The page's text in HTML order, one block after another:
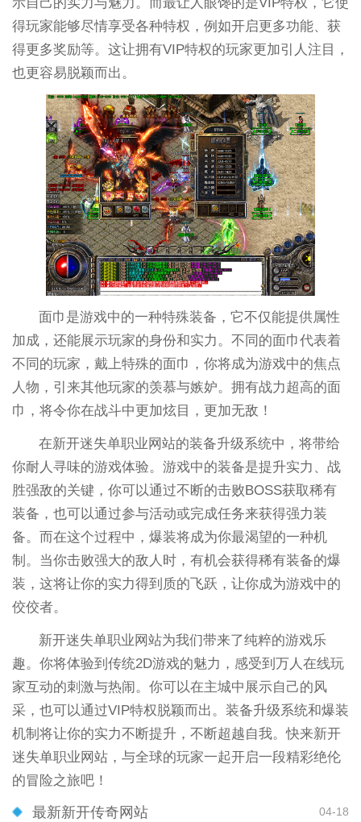
得玩家能够尽情享受各种特权，例如开启更多功能、获
得更多奖励等。这让拥有VIP特权的玩家更加引人注目，
也更容易脱颖而出。
面巾是游戏中的一种特殊装备，它不仅能提供属性
加成，还能展示玩家的身份和实力。不同的面巾代表着
不同的玩家，戴上特殊的面巾，你将成为游戏中的焦点
人物，引来其他玩家的羡慕与嫉妒。拥有战力超高的面
巾，将令你在战斗中更加炫目，更加无敌！
在新开迷失单职业网站的装备升级系统中，将带给
你耐人寻味的游戏体验。游戏中的装备是提升实力、战
胜强敌的关键，你可以通过不断的击败BOSS获取稀有
装备，也可以通过参与活动或完成任务来获得强力装
备。而在这个过程中，爆装将成为你最渴望的一种机
制。当你击败强大的敌人时，有机会获得稀有装备的爆
装，这将让你的实力得到质的飞跃，让你成为游戏中的
佼佼者。
新开迷失单职业网站为我们带来了纯粹的游戏乐
趣。你将体验到传统2D游戏的魅力，感受到万人在线玩
家互动的刺激与热闹。你可以在主城中展示自己的风
采，也可以通过VIP特权脱颖而出。装备升级系统和爆装
机制将让你的实力不断提升，不断超越自我。快来新开
迷失单职业网站，与全球的玩家一起开启一段精彩绝伦
的冒险之旅吧！
最新新开传奇网站 04-18